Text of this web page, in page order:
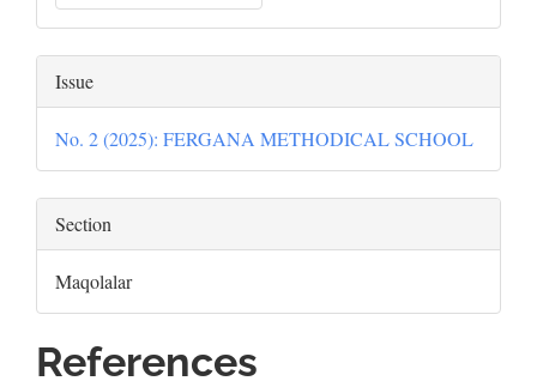
Issue
No. 2 (2025): FERGANA METHODICAL SCHOOL
Section
Maqolalar
References